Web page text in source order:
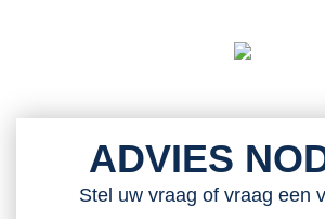
ADVIES
Stel uw vraag of vraag een